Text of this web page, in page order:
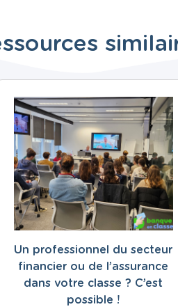
Un professionnel du secteur
financier ou de l’assurance
dans votre classe ? C’est
possible !